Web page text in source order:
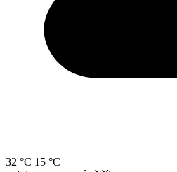
32 °C 15 °C